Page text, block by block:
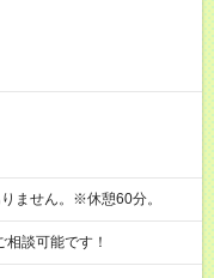
ません。※休憩60分。
談可能です！